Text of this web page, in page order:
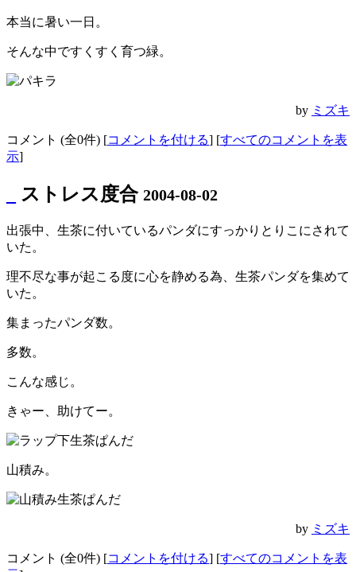
本当に暑い一日。
そんな中ですくすく育つ緑。
by ミズキ
コメント (全0件) [コメントを付ける] [すべてのコメントを表
示]
ストレス度合 2004-08-02
出張中、生茶に付いているパンダにすっかりとりこにされて
いた。
理不尽な事が起こる度に心を静める為、生茶パンダを集めて
いた。
集まったパンダ数。
多数。
こんな感じ。
きゃー、助けてー。
山積み。
by ミズキ
コメント (全0件) [コメントを付ける] [すべてのコメントを表